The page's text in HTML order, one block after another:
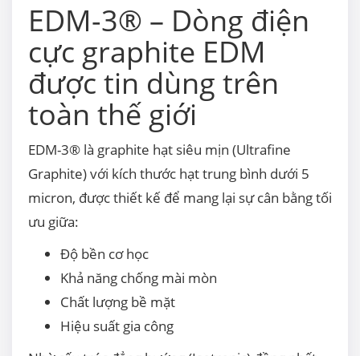
EDM-3® – Dòng điện
cực graphite EDM
được tin dùng trên
toàn thế giới
EDM-3® là graphite hạt siêu mịn (Ultrafine
Graphite) với kích thước hạt trung bình dưới 5
micron, được thiết kế để mang lại sự cân bằng tối
ưu giữa:
Độ bền cơ học
Khả năng chống mài mòn
Chất lượng bề mặt
Hiệu suất gia công